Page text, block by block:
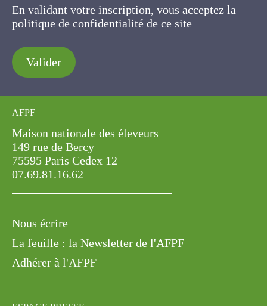
En validant votre inscription, vous acceptez la
politique de confidentialité de ce site
Valider
AFPF
Maison nationale des éleveurs
149 rue de Bercy
75595 Paris Cedex 12
07.69.81.16.62
Nous écrire
La feuille : la Newsletter de l'AFPF
Adhérer à l'AFPF